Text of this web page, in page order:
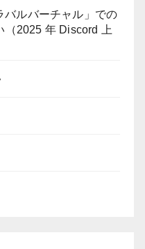
バルバーチャル」での
（2025 年 Discord 上